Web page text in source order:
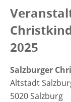
2025
Salzburger
Altstadt
5020 Salzburg